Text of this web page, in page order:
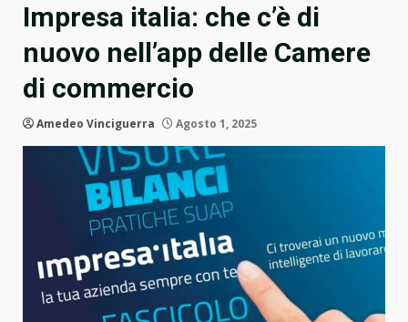
Impresa italia: che c’è di
nuovo nell’app delle Camere
di commercio
Amedeo Vinciguerra Agosto 1, 2025